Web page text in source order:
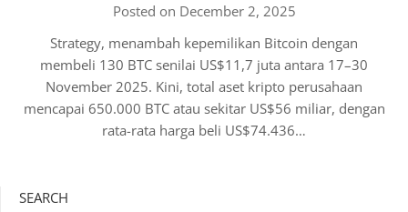
Posted on December 2, 2025
Strategy, menambah kepemilikan Bitcoin dengan
membeli 130 BTC senilai US$11,7 juta antara 17–30
November 2025. Kini, total aset kripto perusahaan
mencapai 650.000 BTC atau sekitar US$56 miliar, dengan
rata-rata harga beli US$74.436…
SEARCH